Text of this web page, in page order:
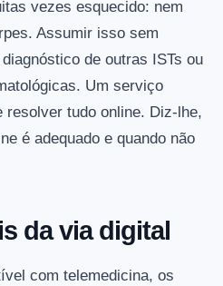
vezes esquecido: nem
Assumir isso sem
de outras ISTs ou
Um serviço
resolver tudo online. Diz-lhe,
é adequado e quando não
da via digital
com telemedicina, os